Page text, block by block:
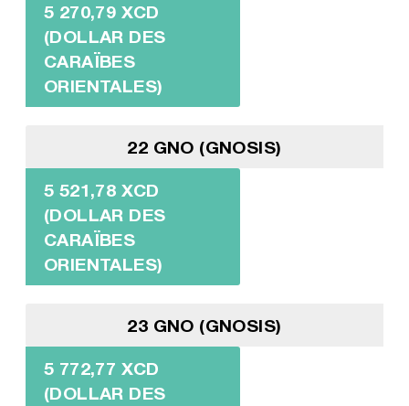
5 270,79 XCD
(DOLLAR DES
CARAÏBES
ORIENTALES)
22 GNO (GNOSIS)
5 521,78 XCD
(DOLLAR DES
CARAÏBES
ORIENTALES)
23 GNO (GNOSIS)
5 772,77 XCD
(DOLLAR DES